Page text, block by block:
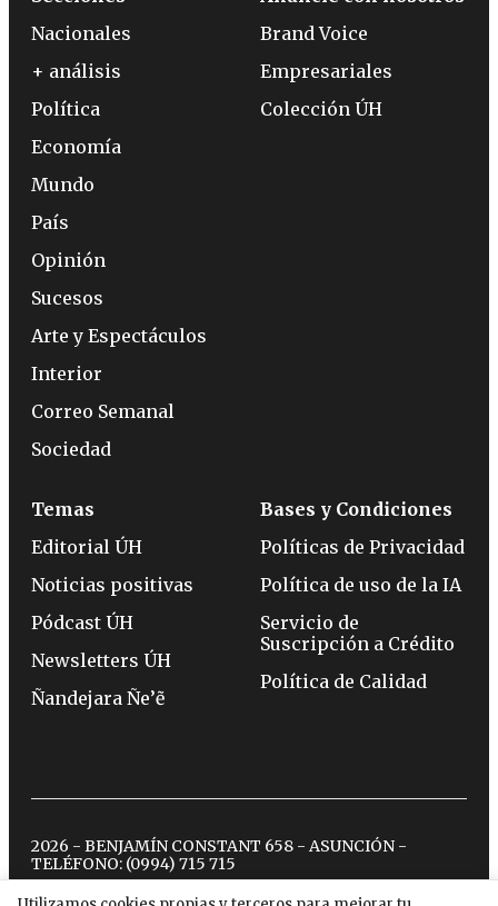
Nacionales
+ análisis
Política
Economía
Mundo
País
Opinión
Sucesos
Arte y Espectáculos
Interior
Correo Semanal
Sociedad
Brand Voice
Empresariales
Colección ÚH
Temas
Editorial ÚH
Noticias positivas
Pódcast ÚH
Newsletters ÚH
Ñandejara Ñe’ẽ
Bases y Condiciones
Políticas de Privacidad
Política de uso de la IA
Servicio de
Suscripción a Crédito
Política de Calidad
2026 - BENJAMÍN CONSTANT 658 - ASUNCIÓN -
TELÉFONO: (0994) 715 715